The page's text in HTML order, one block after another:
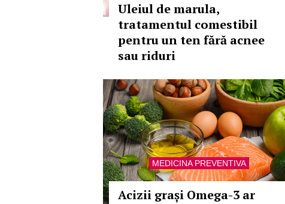
Uleiul de marula,
tratamentul comestibil
pentru un ten fără acnee
sau riduri
MEDICINA PREVENTIVA
Acizii grași Omega-3 ar